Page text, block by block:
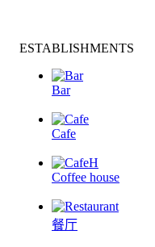
ESTABLISHMENTS
Bar
Cafe
Coffee house
餐厅